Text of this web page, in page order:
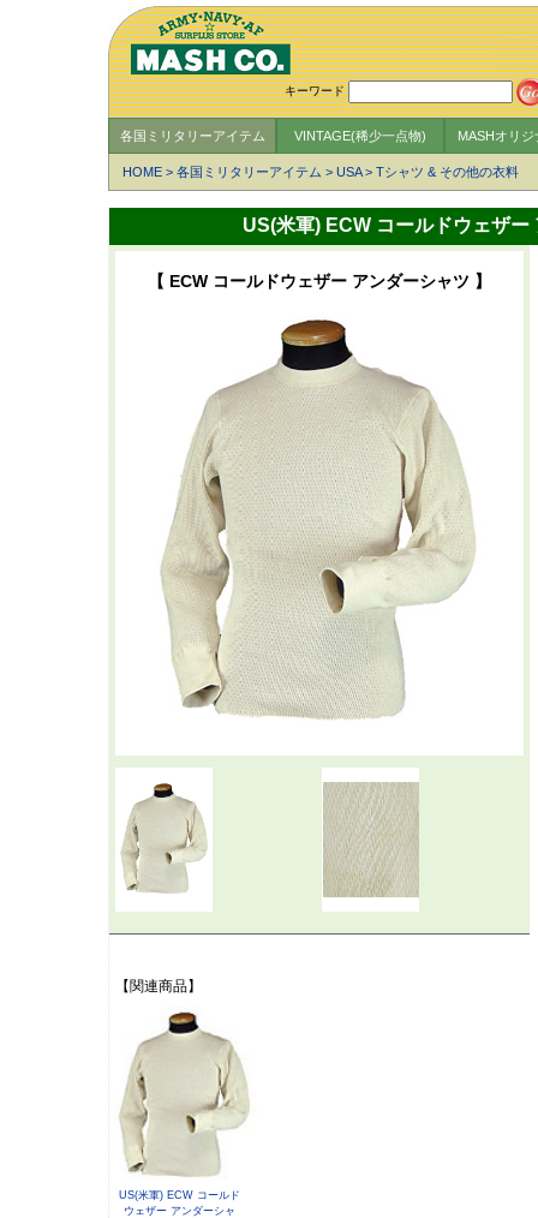
キーワード
各国ミリタリーアイテム VINTAGE(稀少一点物) MASHオリ
HOME > 各国ミリタリーアイテム > USA> Tシャツ & その他の衣料
US(米軍) ECW コールドウェザ
【 ECW コールドウェザー アンダーシャツ 】
【関連商品】
US(米軍) ECW コールド
ウェザー アンダーシャ